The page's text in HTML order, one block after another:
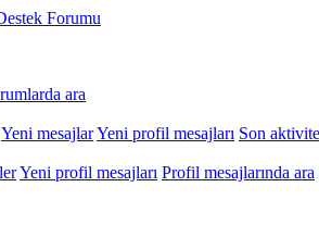
Forumu
ara
Yeni mesajlarYeni profil mesajları Son
Yeni profil mesajları Profil mesajlarında ara